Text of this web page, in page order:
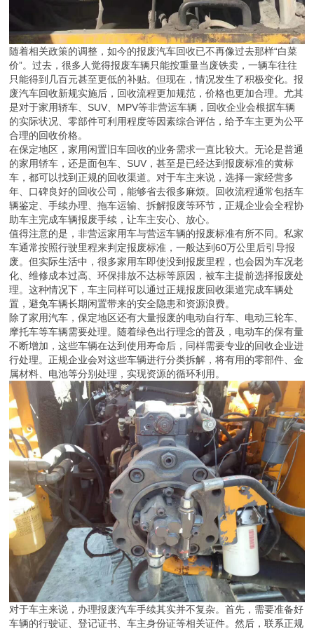
随着相关政策的调整，如今的报废汽车回收已不再像过去那样“白菜
价”。过去，很多人觉得报废车辆只能按重量当废铁卖，一辆车往往
只能得到几百元甚至更低的补贴。但现在，情况发生了积极变化。报
废汽车回收新规实施后，回收流程更加规范，价格也更加合理。尤其
是对于家用轿车、SUV、MPV等非营运车辆，回收企业会根据车辆
的实际状况、零部件可利用程度等因素综合评估，给予车主更为公平
合理的回收价格。
在保定地区，家用闲置旧车回收的业务需求一直比较大。无论是普通
的家用轿车，还是面包车、SUV，甚至是已经达到报废标准的黄标
车，都可以找到正规的回收渠道。对于车主来说，选择一家经营多
年、口碑良好的回收公司，能够省去很多麻烦。回收流程通常包括车
辆鉴定、手续办理、拖车运输、拆解报废等环节，正规企业会全程协
助车主完成车辆报废手续，让车主安心、放心。
值得注意的是，非营运家用车与营运车辆的报废标准有所不同。私家
车通常按照行驶里程来判定报废标准，一般达到60万公里后引导报
废。但实际生活中，很多家用车即使没到报废里程，也会因为车况老
化、维修成本过高、环保排放不达标等原因，被车主提前选择报废处
理。这种情况下，车主同样可以通过正规报废回收渠道完成车辆处
置，避免车辆长期闲置带来的安全隐患和资源浪费。
除了家用汽车，保定地区还有大量报废的电动自行车、电动三轮车、
摩托车等车辆需要处理。随着绿色出行理念的普及，电动车的保有量
不断增加，这些车辆在达到使用寿命后，同样需要专业的回收企业进
行处理。正规企业会对这些车辆进行分类拆解，将有用的零部件、金
属材料、电池等分别处理，实现资源的循环利用。
对于车主来说，办理报废汽车手续其实并不复杂。首先，需要准备好
车辆的行驶证、登记证书、车主身份证等相关证件。然后，联系正规